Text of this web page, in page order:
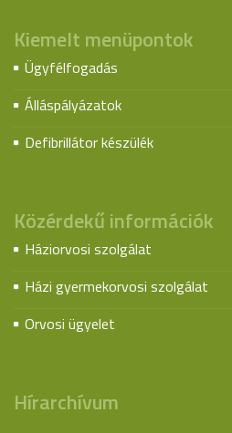
Kiemelt menüpontok
Ügyfélfogadás
Álláspályázatok
Defibrillátor készülék
Közérdekű információk
Háziorvosi szolgálat
Házi gyermekorvosi szolgálat
Orvosi ügyelet
Hírarchívum